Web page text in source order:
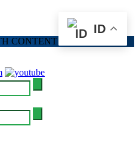
CONTENT
ID